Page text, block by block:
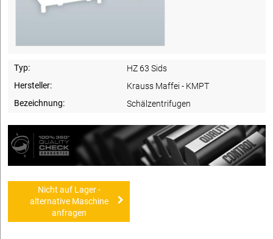
Typ:
HZ 63 Sids
Hersteller:
Krauss Maffei - KMPT
Bezeichnung:
Schälzentrifugen
Nicht auf Lager -
alternative Maschine
anfragen